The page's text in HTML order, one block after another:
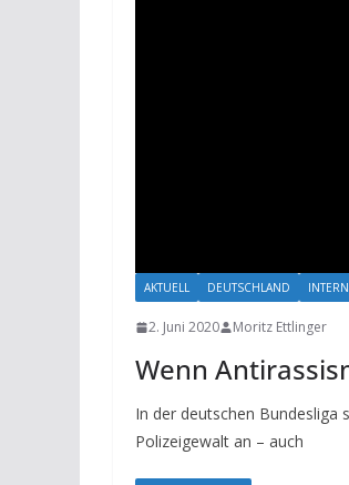
AKTUELL DEUTSCHLAND
2. Juni 2020 Moritz Ettlinger
Wenn
In der deutschen Bundesliga
Polizeigewalt an – auch